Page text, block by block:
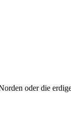
oder die